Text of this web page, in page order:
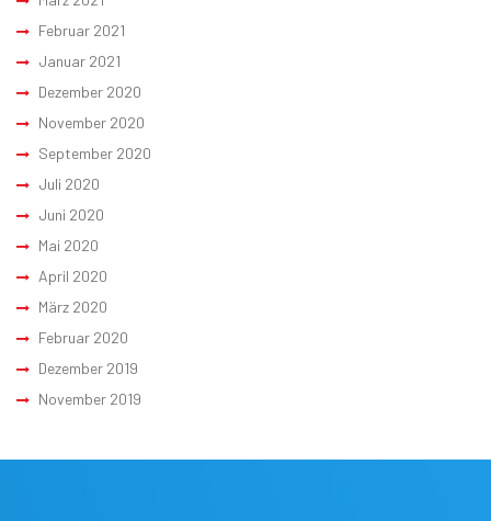
Februar 2021
Januar 2021
Dezember 2020
November 2020
September 2020
Juli 2020
Juni 2020
Mai 2020
April 2020
März 2020
Februar 2020
Dezember 2019
November 2019